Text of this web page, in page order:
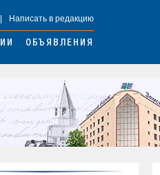
Написать в редакцию
ОБЪЯВЛЕНИЯ